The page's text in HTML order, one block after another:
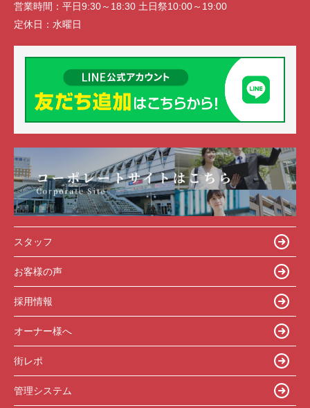
営業時間： 平日9:30～18:30 土日祭10:00～19:00
定休日： 水曜日
スタッフ
お客様の声
採用情報
オーナー様へ
街レポ
管理システム